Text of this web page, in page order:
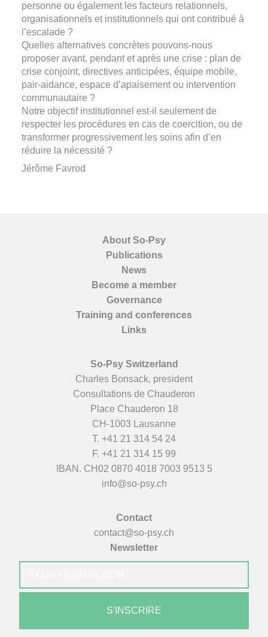
personne ou également les facteurs relationnels,
organisationnels et institutionnels qui ont contribué à
l’escalade ?
Quelles alternatives concrètes pouvons-nous
proposer avant, pendant et après une crise : plan de
crise conjoint, directives anticipées, équipe mobile,
pair-aidance, espace d’apaisement ou intervention
communautaire ?
Notre objectif institutionnel est-il seulement de
respecter les procédures en cas de coercition, ou de
transformer progressivement les soins afin d’en
réduire la nécessité ?
Jérôme Favrod
About So-Psy
Publications
News
Become a member
Governance
Training and conferences
Links
So-Psy Switzerland
Charles Bonsack, president
Consultations de Chauderon
Place Chauderon 18
CH-1003 Lausanne
T. +41 21 314 54 24
F. +41 21 314 15 99
IBAN. CH02 0870 4018 7003 9513 5
info@so-psy.ch
Contact
contact@so-psy.ch
Newsletter
*